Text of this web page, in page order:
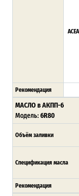
Рекомендация
МАСЛО в АКПП-6
Модель:6R80
Объём заливки
Спецификация масла
Рекомендация